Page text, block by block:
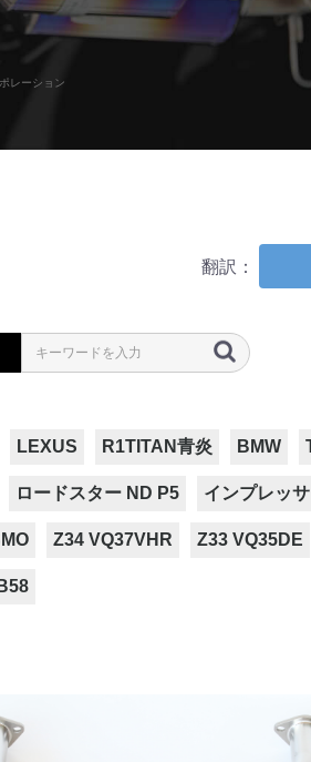
レーション
翻訳：
LEXUS R1TITAN青炎 BMW
ロードスター ND P5 インプレッサ
Z34 VQ37VHR Z33 VQ35DE